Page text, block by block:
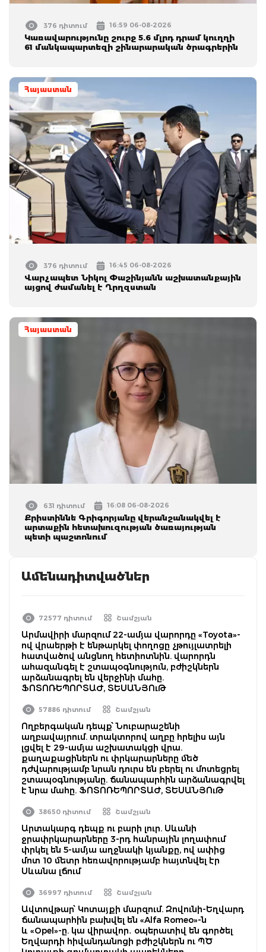
376 դիտում 16:59 06-08-2026
Կառավարությունը շուրջ 5.6 մլրդ դրամ կուղղի
61 մանկապարտեզի շինարարական ծրագրերին
Հայաստան
376 դիտում 16:45 06-08-2026
Վարչապետ Նիկոլ Փաշինյանն աշխատանքային
այցով ժամանել է Ղրղզստան
Հայաստան
631 դիտում 16:08 06-08-2026
Քրիստիննե Գրիգորյանը վերանշանակվել է
արտաքին հետախուզության ծառայության
պետի պաշտոնում
Ամենադիտվածներ
72577 դիտում Շամշյան
Արմավիրի մարզում 22-ամյա վարորդը «Toyota»-
ով վրաերթի է ենթարկել փողոցը չթույլատրելի
հատվածով անցնող հետիոտնին. վարորդն
ահազանգել է շտապօգնություն, բժիշկներն
արձանագրել են վերջինի մահը.
ՖՈՏՈՌԵՊՈՐՏԱԺ, ՏԵՍԱՆՅՈւԹ
57886 դիտում Շամշյան
Ողբերգական դեպք՝ Նուբարաշենի
աղբավայրում. տրակտորով աղբը հրելիս այն
լցվել է 29-ամյա աշխատակցի վրա.
քաղաքացիներն ու փրկարարները մեծ
դժվարությամբ նրան դուրս են բերել ու մոտեցրել
շտապօգնությանը. ճանապարհին արձանագրվել
է նրա մահը. ՖՈՏՈՌԵՊՈՐՏԱԺ, ՏԵՍԱՆՅՈւԹ
38650 դիտում Շամշյան
Արտակարգ դեպք ու բարի լուր. Սևանի
ջրափրկարարները 3-րդ հանրային լողափում
փրկել են 5-ամյա աղջնակի կյանքը, ով ափից
մոտ 10 մետր հեռավորությամբ հայտնվել էր
Սևանա լճում
36997 դիտում Շամշյան
Ավտովթար՝ Կոտայքի մարզում. Զովունի-Եղվարդ
ճանապարհին բախվել են «Alfa Romeo»-ն
և «Opel»-ը. կա վիրավոր․ օպերատիվ են գործել
Եղվարդի հիվանդանոցի բժիշկներն ու ՊԾ